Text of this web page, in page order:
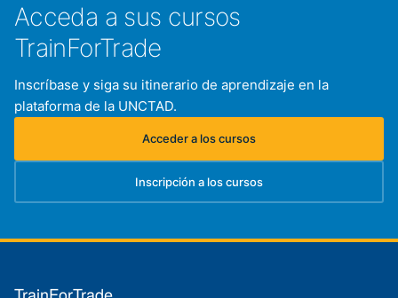
Acceda a sus cursos
TrainForTrade
Inscríbase y siga su itinerario de aprendizaje en la
plataforma de la UNCTAD.
Acceder a los cursos
(se abre en una nueva pestaña)
Inscripción a los cursos
(se abre en una nueva pestaña)